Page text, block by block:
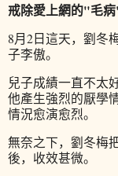
戒除愛上網的"毛
8月2日這天，劉冬
子李傲。
兒子成績一直不太
他產生強烈的厭學
情況愈演愈烈。
無奈之下，劉冬梅
後，收效甚微。